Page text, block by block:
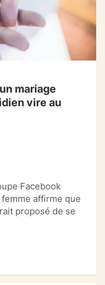
mariage
vire au
Facebook
affirme que
proposé de se